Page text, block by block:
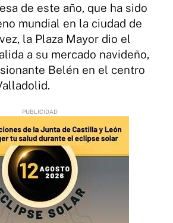
de este año, que ha sido
mundial en la ciudad de
la Plaza Mayor dio el
a su mercado navideño,
Belén en el centro